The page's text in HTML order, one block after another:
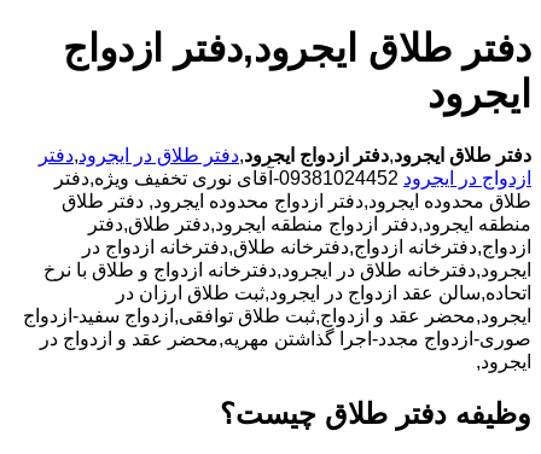
دفتر طلاق ایجرود,دفتر ازدواج
ایجرود
دفتر طلاق ایجرود,دفتر ازدواج ایجرود,دفتر طلاق در ایجرود,دفتر
ازدواج در ایجرود
09381024452-آقای نوری تخفیف ویژه,دفتر
طلاق محدوده ایجرود,دفتر ازدواج محدوده ایجرود, دفتر طلاق
منطقه ایجرود,دفتر ازدواج منطقه ایجرود,دفتر طلاق,دفتر
ازدواج,دفترخانه ازدواج,دفترخانه طلاق,دفترخانه ازدواج در
ایجرود,دفترخانه طلاق در ایجرود,دفترخانه ازدواج و طلاق با نرخ
اتحاده,سالن عقد ازدواج در ایجرود,ثبت طلاق ارزان در
ایجرود,محضر عقد و ازدواج,ثبت طلاق توافقی,ازدواج سفید-ازدواج
صوری-ازدواج مجدد-اجرا گذاشتن مهریه,محضر عقد و ازدواج در
ایجرود,
وظیفه دفتر طلاق چیست؟